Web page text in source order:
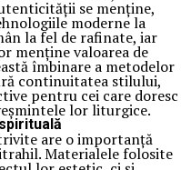
se menține,
moderne la
la fel de rafinate, iar
menține valoarea de
îmbinare a metodelor
continuitatea stilului,
pentru cei care doresc
lor liturgice.
are o importanță
Materialele folosite